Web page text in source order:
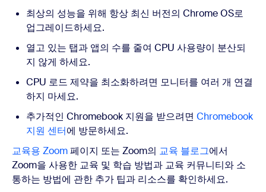
최상의 성능을 위해 항상 최신 버전의 Chrome OS로
업그레이드하세요.
열고 있는 탭과 앱의 수를 줄여 CPU 사용량이 분산되
지 않게 하세요.
CPU 로드 제약을 최소화하려면 모니터를 여러 개 연결
하지 마세요.
추가적인 Chromebook 지원을 받으려면 Chromebook
지원 센터에 방문하세요.
교육용 Zoom페이지 또는 Zoom의 교육 블로그에서
Zoom을 사용한 교육 및 학습 방법과 교육 커뮤니티와 소
통하는 방법에 관한 추가 팁과 리소스를 확인하세요.